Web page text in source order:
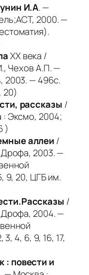
И.А. —
2000. —
ХХ века /
Чехов А.П. —
2003. — 496с.
20)
рассказы /
: Эксмо, 2004;
)
аллеи /
2003. —
9, 20, ЦГБ им.
/
2004. —
4, 6, 9, 16, 17,
: повести и